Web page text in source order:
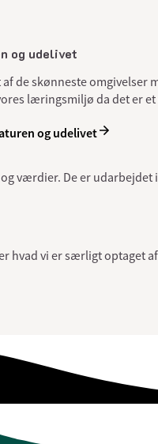
og udelivet
de skønneste
læringsmiljø da det er
og udelivet
værdier. De er
hvad vi er særligt optaget